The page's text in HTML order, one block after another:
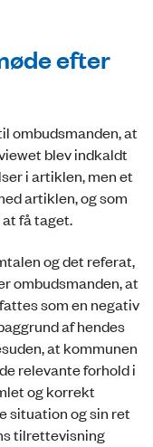
efter
ombudsmanden, at
blev indkaldt
i artiklen, men et
artiklen, og som
få taget.
og det referat,
ombudsmanden, at
som en negativ
af hendes
at kommunen
relevante forhold i
og korrekt
situation og sin ret
tilrettevisning